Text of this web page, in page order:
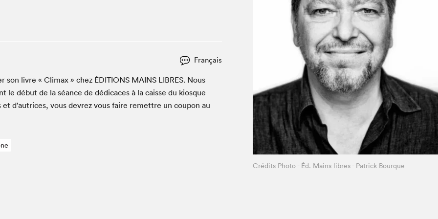
Le Salon dans ta classe
Liseur Public
Matinées scolaires Hydro-Québec
À propos du Salon
Liste des exposant·e·s
Liste des auteur·rice·s
Français
son livre « Cli­max » chez ÉDI­TIONS MAINS LIBRES. Nous
le début de la séance de dédi­caces à la caisse du kiosque
d’autrices, vous devrez vous faire remet­tre un coupon au
Crédits Photo - Éd. Mains libres - Patrick Bourque